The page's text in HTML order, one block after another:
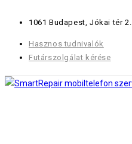
content
1061 Budapest, Jókai tér 2.
Hasznos tudnivalók
Futárszolgálat kérése